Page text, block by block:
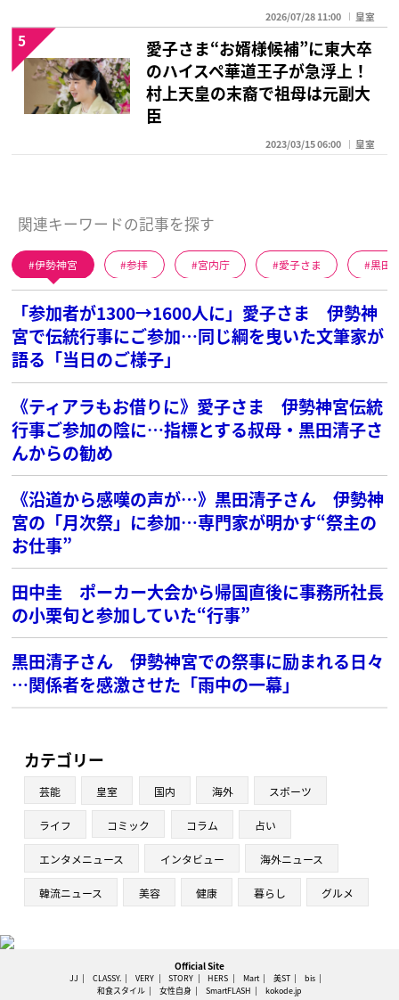
2026/07/28 11:00 皇室
愛子さま“お婿様候補”に東大卒
のハイスペ華道王子が急浮上！
村上天皇の末裔で祖母は元副大
臣
2023/03/15 06:00 皇室
5
関連キーワードの記事を探す
伊勢神宮 参拝 宮内庁 愛子さま 黒田
「参加者が1300→1600人に」愛子さま 伊勢神
宮で伝統行事にご参加…同じ綱を曳いた文筆家が
語る「当日のご様子」
《ティアラもお借りに》愛子さま 伊勢神宮伝統
行事ご参加の陰に…指標とする叔母・黒田清子さ
んからの勧め
《沿道から感嘆の声が…》黒田清子さん 伊勢神
宮の「月次祭」に参加…専門家が明かす“祭主の
お仕事”
田中圭 ポーカー大会から帰国直後に事務所社長
の小栗旬と参加していた“行事”
黒田清子さん 伊勢神宮での祭事に励まれる日々
…関係者を感激させた「雨中の一幕」
カテゴリー
芸能 皇室 国内 海外 スポーツ
ライフ コミック コラム 占い
エンタメニュース インタビュー 海外ニュース
韓流ニュース 美容 健康 暮らし グルメ
Official Site
JJ CLASSY. VERY STORY HERS Mart 美ST
bis
和食スタイル
女性自身 SmartFLASH kokode.jp